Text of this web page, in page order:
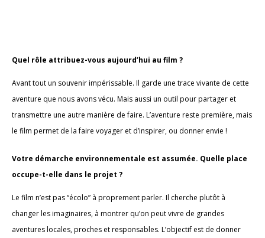
Quel rôle attribuez-vous aujourd’hui au film ?
Avant tout un souvenir impérissable. Il garde une trace vivante de cette
aventure que nous avons vécu. Mais aussi un outil pour partager et
transmettre une autre manière de faire. L’aventure reste première, mais
le film permet de la faire voyager et d’inspirer, ou donner envie !
Votre démarche environnementale est assumée. Quelle place
occupe-t-elle dans le projet ?
Le film n’est pas “écolo” à proprement parler. Il cherche plutôt à
changer les imaginaires, à montrer qu’on peut vivre de grandes
aventures locales, proches et responsables. L’objectif est de donner